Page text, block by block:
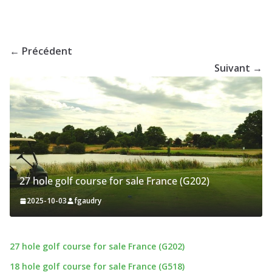
← Précédent
Suivant →
27 hole golf course for sale France (G202)
2025-10-03 fgaudry
27 hole golf course for sale France (G202)
18 hole golf course for sale France (G518)